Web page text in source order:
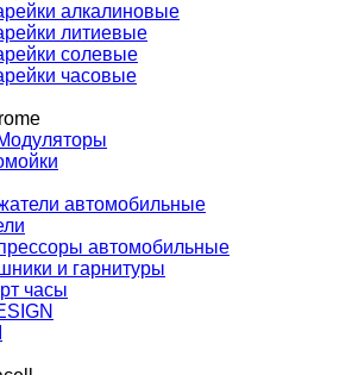
алкалиновые
литиевые
солевые
часовые
автомобильные
автомобильные
и гарнитуры
часы